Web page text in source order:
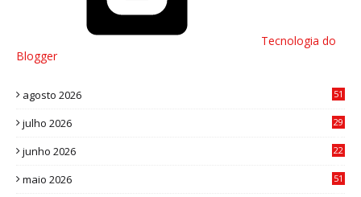
Tecnologia do
Blogger
agosto 2026 51
julho 2026
29
junho 2026
22
maio 2026
51